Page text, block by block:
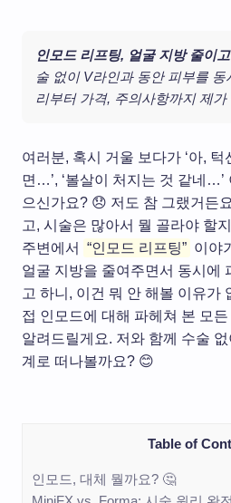
인모드 리프팅, 얼굴 지방 줄이
술 없이 V라인과 동안 피부를
리부터 가격, 주의사항까지 제
여러분, 혹시 거울 보다가 ‘아,
면…’, ‘볼살이 처지는 것 같네…’
으신가요? 😞 저도 참 그랬거든
고, 시술은 많아서 뭘 골라야 할
주변에서
“인모드 리프팅” 이야
얼굴 지방을 줄여주면서 동시에
고 하니, 이건 뭐 안 해볼 이유가
접 인모드에 대해 파헤쳐 본 모
알려드릴게요. 저와 함께 수술
계로 떠나볼까요? 😊
Table of
인모드, 대체 뭘까요? 🤔